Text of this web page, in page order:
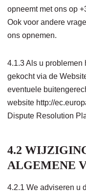
opneemt met ons op
Ook voor andere
ons opnemen.
4.1.3 Als u problemen
gekocht via de
eventuele
website http://
Dispute Resolution
4.2
ALGEMENE
4.2.1 We adviseren u